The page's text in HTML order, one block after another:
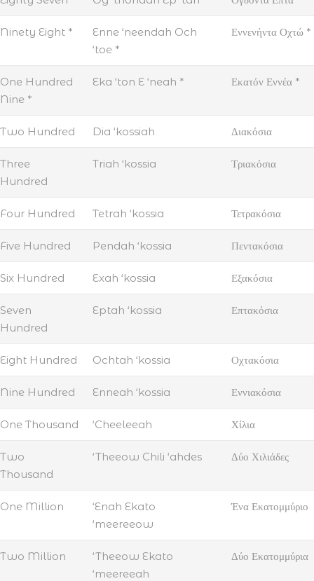
Ninety Eight *
Enne ‘neendah Och
‘toe *
Εννενήντα Οχτώ *
One Hundred
Nine *
Eka ‘ton E ‘neah * Εκατόν Εννέα *
Two Hundred Dia ‘kossiah Διακόσια
Three
Hundred
Triah ‘kossia Τριακόσια
Four Hundred Tetrah ‘kossia Τετρακόσια
Five Hundred Pendah ‘kossia Πεντακόσια
Six Hundred Exah ‘kossia Εξακόσια
Seven
Hundred
Eptah ‘kossia Επτακόσια
Eight Hundred Ochtah ‘kossia Οχτακόσια
Nine Hundred Enneah ‘kossia Εννιακόσια
One Thousand ‘Cheeleeah Χίλια
Two
Thousand
‘Theeow Chili ‘ahdes Δύο Χιλιάδες
One Million
‘Enah Ekato
‘meereeow
Ένα Εκατομμύριο
Two Million
‘Theeow Ekato
‘meereeah
Δύο Εκατομμύρια